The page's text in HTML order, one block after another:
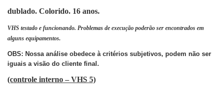
dublado. Colorido. 16 anos.
VHS testado e funcionando. Problemas de execução poderão ser encontrados em
alguns equipamentos.
OBS: Nossa análise obedece à critérios subjetivos, podem não ser
iguais a visão do cliente final.
(controle interno – VHS 5)